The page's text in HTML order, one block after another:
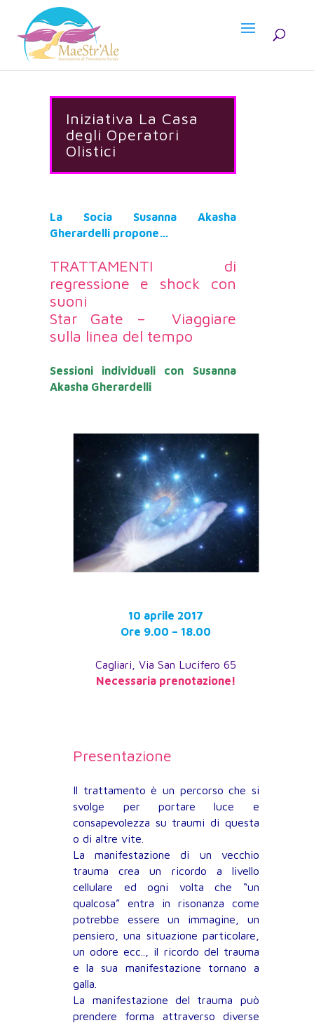
Iniziativa La Casa
degli Operatori
Olistici
La Socia Susanna Akasha
Gherardelli propone…
TRATTAMENTI di
regressione e shock con
suoni
Star Gate – Viaggiare
sulla linea del tempo
Sessioni individuali con Susanna
Akasha Gherardelli
10 aprile 2017
Ore 9.00 – 18.00
Cagliari, Via San Lucifero 65
Necessaria prenotazione!
Presentazione
Il trattamento è un percorso che si
svolge per portare luce e
consapevolezza su traumi di questa
o di altre vite.
La manifestazione di un vecchio
trauma crea un ricordo a livello
cellulare ed ogni volta che “un
qualcosa” entra in risonanza come
potrebbe essere un immagine, un
pensiero, una situazione particolare,
un odore ecc.., il ricordo del trauma
e la sua manifestazione tornano a
galla.
La manifestazione del trauma può
prendere forma attraverso diverse